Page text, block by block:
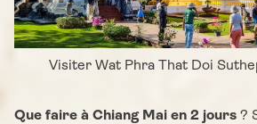
Visiter Wat Phra That Doi
Que faire à Chiang Mai en 2 jours ?